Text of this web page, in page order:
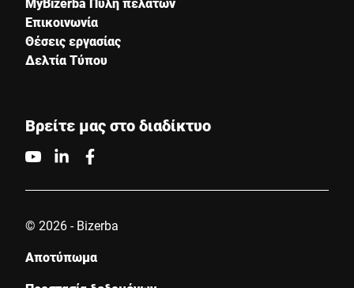
Επικοινωνία
Θέσεις εργασίας
Δελτία Τύπου
Βρείτε μας στο διαδίκτυο
© 2026 - Bizerba
Αποτύπωμα